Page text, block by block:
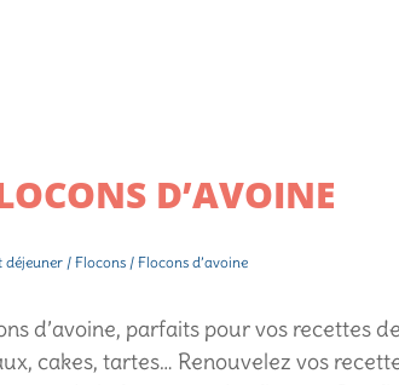
D’AVOINE
déjeuner/ Flocons/ Flocons d’avoine
d’avoine, parfaits pour vos recettes de
cakes, tartes… Renouvelez vos